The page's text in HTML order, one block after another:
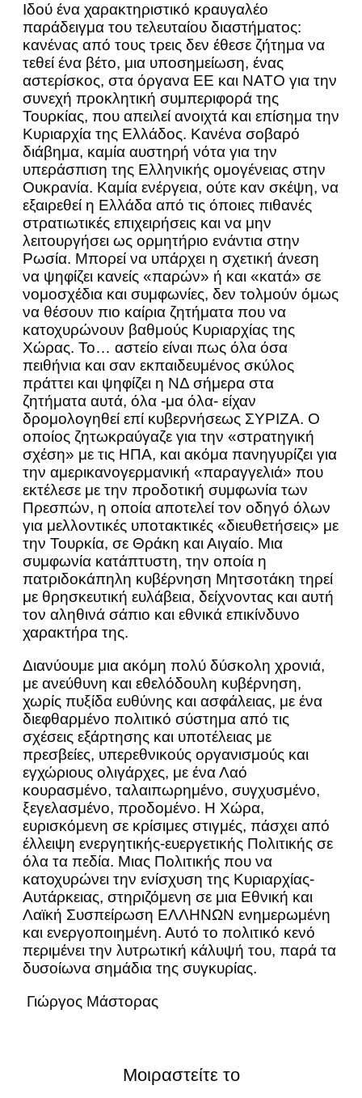
Ιδού ένα χαρακτηριστικό κραυγαλέο
παράδειγμα του τελευταίου διαστήματος:
κανένας από τους τρεις δεν έθεσε ζήτημα να
τεθεί ένα βέτο, μια υποσημείωση, ένας
αστερίσκος, στα όργανα ΕΕ και ΝΑΤΟ για την
συνεχή προκλητική συμπεριφορά της
Τουρκίας, που απειλεί ανοιχτά και επίσημα την
Κυριαρχία της Ελλάδος. Κανένα σοβαρό
διάβημα, καμία αυστηρή νότα για την
υπεράσπιση της Ελληνικής ομογένειας στην
Ουκρανία. Καμία ενέργεια, ούτε καν σκέψη, να
εξαιρεθεί η Ελλάδα από τις όποιες πιθανές
στρατιωτικές επιχειρήσεις και να μην
λειτουργήσει ως ορμητήριο ενάντια στην
Ρωσία. Μπορεί να υπάρχει η σχετική άνεση
να ψηφίζει κανείς «παρών» ή και «κατά» σε
νομοσχέδια και συμφωνίες, δεν τολμούν όμως
να θέσουν πιο καίρια ζητήματα που να
κατοχυρώνουν βαθμούς Κυριαρχίας της
Χώρας. Το… αστείο είναι πως όλα όσα
πειθήνια και σαν εκπαιδευμένος σκύλος
πράττει και ψηφίζει η ΝΔ σήμερα στα
ζητήματα αυτά, όλα -μα όλα- είχαν
δρομολογηθεί επί κυβερνήσεως ΣΥΡΙΖΑ. Ο
οποίος ζητωκραύγαζε για την «στρατηγική
σχέση» με τις ΗΠΑ, και ακόμα πανηγυρίζει για
την αμερικανογερμανική «παραγγελιά» που
εκτέλεσε με την προδοτική συμφωνία των
Πρεσπών, η οποία αποτελεί τον οδηγό όλων
για μελλοντικές υποτακτικές «διευθετήσεις» με
την Τουρκία, σε Θράκη και Αιγαίο. Μια
συμφωνία κατάπτυστη, την οποία η
πατριδοκάπηλη κυβέρνηση Μητσοτάκη τηρεί
με θρησκευτική ευλάβεια, δείχνοντας και αυτή
τον αληθινά σάπιο και εθνικά επικίνδυνο
χαρακτήρα της.
Διανύουμε μια ακόμη πολύ δύσκολη χρονιά,
με ανεύθυνη και εθελόδουλη κυβέρνηση,
χωρίς πυξίδα ευθύνης και ασφάλειας, με ένα
διεφθαρμένο πολιτικό σύστημα από τις
σχέσεις εξάρτησης και υποτέλειας με
πρεσβείες, υπερεθνικούς οργανισμούς και
εγχώριους ολιγάρχες, με ένα Λαό
κουρασμένο, ταλαιπωρημένο, συγχυσμένο,
ξεγελασμένο, προδομένο. Η Χώρα,
ευρισκόμενη σε κρίσιμες στιγμές, πάσχει από
έλλειψη ενεργητικής-ευεργετικής Πολιτικής σε
όλα τα πεδία. Μιας Πολιτικής που να
κατοχυρώνει την ενίσχυση της Κυριαρχίας-
Αυτάρκειας, στηριζόμενη σε μια Εθνική και
Λαϊκή Συσπείρωση ΕΛΛΗΝΩΝ ενημερωμένη
και ενεργοποιημένη. Αυτό το πολιτικό κενό
περιμένει την λυτρωτική κάλυψή του, παρά τα
δυσοίωνα σημάδια της συγκυρίας.
Γιώργος Μάστορας
Μοιραστείτε το